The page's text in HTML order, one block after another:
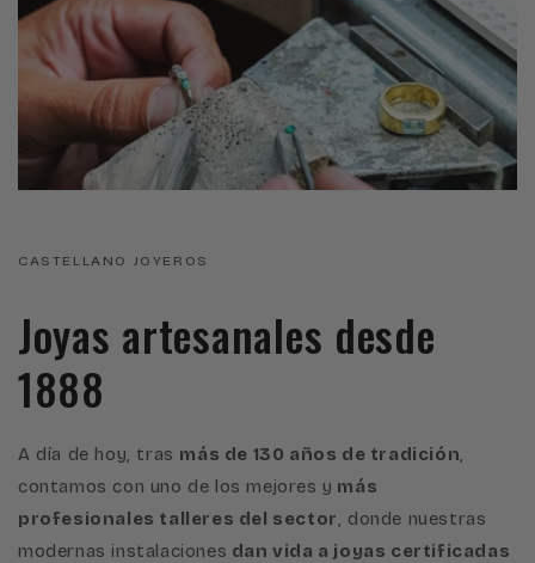
CASTELLANO JOYEROS
Joyas artesanales desde
1888
A día de hoy, tras más de 130 años de tradición,
contamos con uno de los mejores y más
profesionales talleres del sector, donde nuestras
modernas instalaciones dan vida a joyas certificadas